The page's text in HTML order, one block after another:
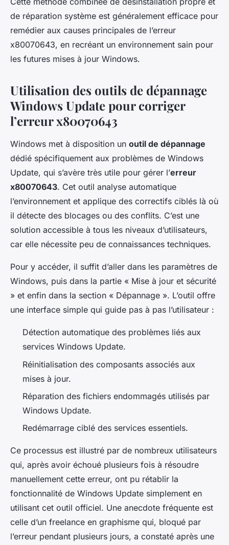
de réparation système est généralement efficace pour
remédier aux causes principales de l’erreur
x80070643, en recréant un environnement sain pour
les futures mises à jour Windows.
Utilisation des outils de dépannage
Windows Update pour corriger
l’erreur x80070643
Windows met à disposition un outil de dépannage
dédié spécifiquement aux problèmes de Windows
Update, qui s’avère très utile pour gérer l’erreur
x80070643. Cet outil analyse automatique
l’environnement et applique des correctifs ciblés là où
il détecte des blocages ou des conflits. C’est une
solution accessible à tous les niveaux d’utilisateurs,
car elle nécessite peu de connaissances techniques.
Pour y accéder, il suffit d’aller dans les paramètres de
Windows, puis dans la partie « Mise à jour et sécurité
» et enfin dans la section « Dépannage ». L’outil offre
une interface simple qui guide pas à pas l’utilisateur :
Détection automatique des problèmes liés aux
services Windows Update.
Réinitialisation des composants associés aux
mises à jour.
Réparation des fichiers endommagés utilisés par
Windows Update.
Redémarrage ciblé des services essentiels.
Ce processus est illustré par de nombreux utilisateurs
qui, après avoir échoué plusieurs fois à résoudre
manuellement cette erreur, ont pu rétablir la
fonctionnalité de Windows Update simplement en
utilisant cet outil officiel. Une anecdote fréquente est
celle d’un freelance en graphisme qui, bloqué par
l’erreur pendant plusieurs jours, a constaté après une